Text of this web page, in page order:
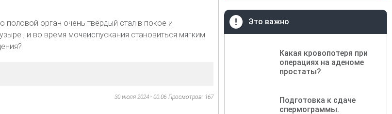
половой орган очень твёрдый стал в покое и
, и во время мочеиспускания становиться мягким
30 июля 2024 - 00:06 Просмотров: 167
Это важно
Какая кровопотеря при
операциях на аденоме
простаты?
Подготовка к сдаче
спермограммы.